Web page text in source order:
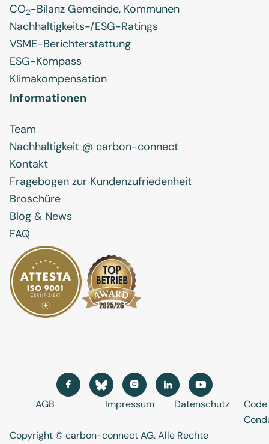
CO2-Bilanz Gemeinde, Kommunen
Nachhaltigkeits-/ESG-Ratings
VSME-Berichterstattung
ESG-Kompass
Klimakompensation
Informationen
Team
Nachhaltigkeit @ carbon-connect
Kontakt
Fragebogen zur Kundenzufriedenheit
Broschüre
Blog & News
FAQ
Copyright © carbon-connect AG. Alle Rechte
AGB Impressum Datenschutz
   